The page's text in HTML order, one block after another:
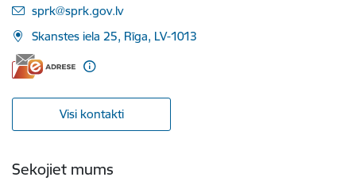
E-pasts:
sprk@sprk.gov.lv
Skanstes iela 25, Rīga, LV-1013
Visi kontakti
Sekojiet mums